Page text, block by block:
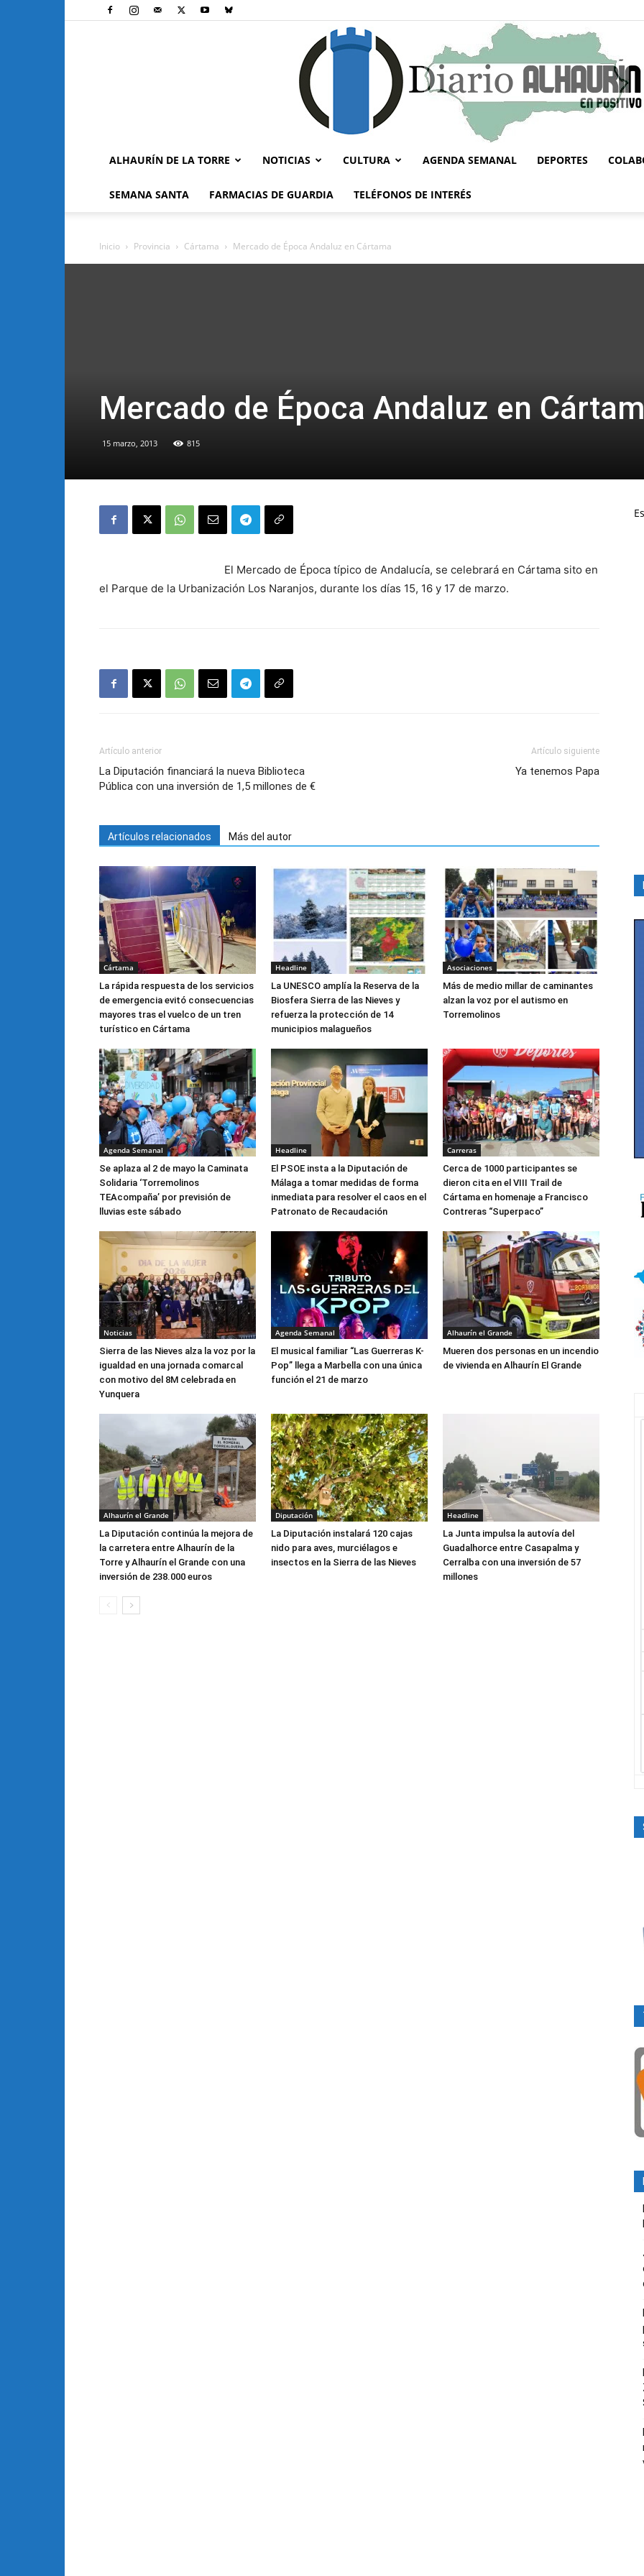
ALHAURÍN DE LA TORRE NOTICIAS CULTURA AGENDA SEMANAL DEPORTES
SEMANA SANTA FARMACIAS DE GUARDIA TELÉFONOS DE INTERÉS
Inicio Provincia Cártama Mercado de Época Andaluz en Cártama
Mercado de Época Andaluz en
15 marzo, 2013 815
El Mercado de Época típico de Andalucía, se celebrará en Cártama sito en
el Parque de la Urbanización Los Naranjos, durante los días 15, 16 y 17 de marzo.
Artículo anterior
La Diputación financiará la nueva Biblioteca
Pública con una inversión de 1,5 millones de €
Artículo siguiente
Ya tenemos Papa
Artículos relacionados Más del autor
Cártama
La rápida respuesta de los servicios
de emergencia evitó consecuencias
mayores tras el vuelco de un tren
turístico en Cártama
Headline
La UNESCO amplía la Reserva de la
Biosfera Sierra de las Nieves y
refuerza la protección de 14
municipios malagueños
Asociaciones
Más de medio millar de caminantes
alzan la voz por el autismo en
Torremolinos
Agenda Semanal
Se aplaza al 2 de mayo la Caminata
Solidaria ‘Torremolinos
TEAcompaña’ por previsión de
lluvias este sábado
Headline
El PSOE insta a la Diputación de
Málaga a tomar medidas de forma
inmediata para resolver el caos en el
Patronato de Recaudación
Carreras
Cerca de 1000 participantes se
dieron cita en el VIII Trail de
Cártama en homenaje a Francisco
Contreras “Superpaco”
Noticias
Sierra de las Nieves alza la voz por la
igualdad en una jornada comarcal
con motivo del 8M celebrada en
Yunquera
Agenda Semanal
El musical familiar “Las Guerreras K-
Pop” llega a Marbella con una única
función el 21 de marzo
Alhaurín el Grande
Mueren dos personas en un incendio
de vivienda en Alhaurín El Grande
Alhaurín el Grande
La Diputación continúa la mejora de
la carretera entre Alhaurín de la
Torre y Alhaurín el Grande con una
inversión de 238.000 euros
Diputación
La Diputación instalará 120 cajas
nido para aves, murciélagos e
insectos en la Sierra de las Nieves
Headline
La Junta impulsa la autovía del
Guadalhorce entre Casapalma y
Cerralba con una inversión de 57
millones